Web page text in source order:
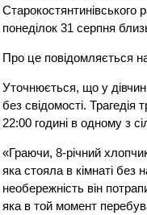
Старокостянтинівського
понеділок 31 серпня
Про це повідомляється на
Уточнюється, що у
без свідомості.
22:00 годині в одному з
«Граючи, 8-річний
яка стояла в кімнаті без
необережність він
яка в той момент